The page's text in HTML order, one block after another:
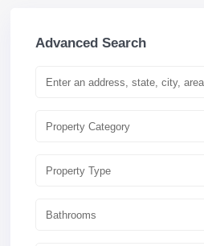
Advanced Search
Property Category
Property Type
Bathrooms